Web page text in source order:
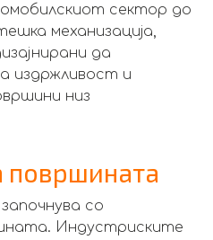
сектор до
механизација,
да
издржливост и
низ
површината
со
Индустриските